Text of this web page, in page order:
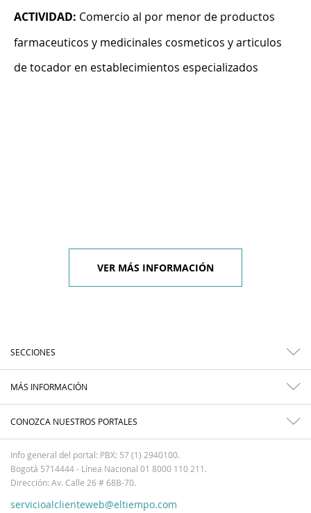
ACTIVIDAD: Comercio al por menor de productos
farmaceuticos y medicinales cosmeticos y articulos
de tocador en establecimientos especializados
VER MÁS INFORMACIÓN
SECCIONES
MÁS INFORMACIÓN
CONOZCA NUESTROS PORTALES
Info general del portal: PBX: 57 (1) 2940100.
Bogotá 5714444 - Línea Nacional 01 8000 110 211.
Dirección: Av. Calle 26 # 68B-70.
servicioalclienteweb@eltiempo.com